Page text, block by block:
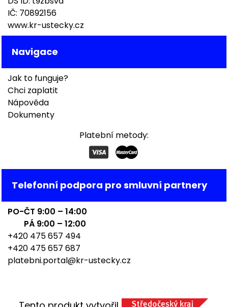
IČ: 70892156
www.kr-ustecky.cz
Navigace
Jak to funguje?
Chci zaplatit
Nápověda
Dokumenty
Platební metody:
Telefonní podpora pro smluvní partnery
PO-ČT 9:00 – 14:00
PÁ 9:00 – 12:00
+420 475 657 494
+420 475 657 687
platebni.portal@kr-ustecky.cz